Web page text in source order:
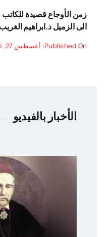
زمن الأوجاع قصيدة
الى الزميل د.ابراهيم الغريب
Published On: أغسطس 27, 2025
الأخبار بالفيديو